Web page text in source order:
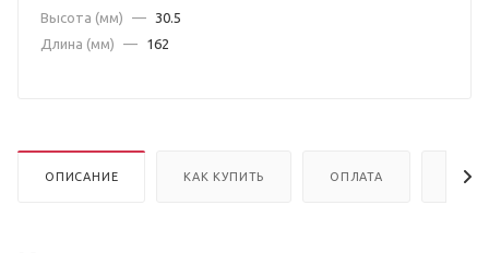
Высота (мм)
—
30.5
Длина (мм)
— 162
ОПИСАНИЕ КАК КУПИТЬ ОПЛАТА